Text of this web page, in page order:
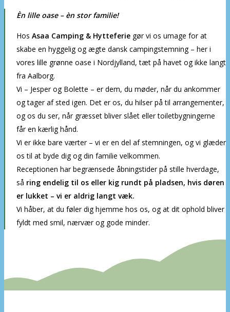
Èn lille oase – èn stor familie!
Hos Asaa Camping & Hytteferiegør vi os umage for at
skabe en hyggelig og ægte dansk campingstemning – her i
vores lille grønne oase i Nordjylland, tæt på havet og ikke langt
fra Aalborg.
Vi – Jesper og Bolette – er dem, du møder, når du ankommer
og tager af sted igen. Det er os, du hilser på til arrangementer,
og os du ser, når græsset bliver slået eller toiletbygningerne
får en kærlig hånd.
Vi er ikke bare værter – vi er en del af stemningen, og vi glæder
os til at byde dig og din familie velkommen.
Receptionen har begrænsede åbningstider på stille hverdage,
så ring endelig til os eller kig rundt på pladsen, hvis døren
er lukket – vi er aldrig langt væk.
Vi håber, at du føler dig hjemme hos os, og at dit ophold bliver
fyldt med smil, nærvær og gode minder.